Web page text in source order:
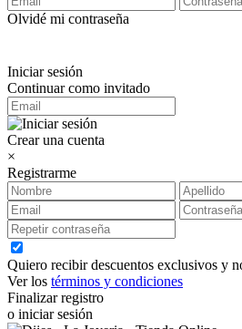
Olvidé mi contraseña
Iniciar sesión
Continuar como invitado
Crear una cuenta
×
Registrarme
Quiero recibir descuentos exclusivos y
Ver los términos y condiciones
Finalizar registro
o iniciar sesión